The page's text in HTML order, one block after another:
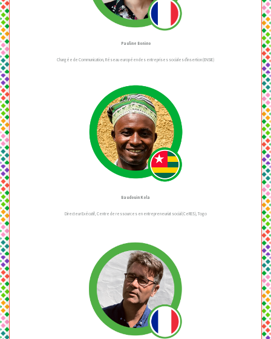
Pauline Bonino
Chargée de Communication, Réseau européen des entreprises sociales d'insertion (ENSIE)
Baudouin Kola
Directeur Exécutif, Centre de ressources en entrepreneuriat social (CeRES), Togo